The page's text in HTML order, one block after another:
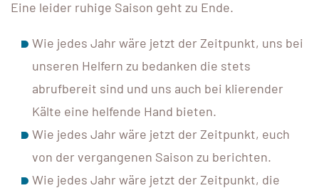
Eine leider ruhige Saison geht zu Ende.
Wie jedes Jahr wäre jetzt der Zeitpunkt, uns bei
unseren Helfern zu bedanken die stets
abrufbereit sind und uns auch bei klierender
Kälte eine helfende Hand bieten.
Wie jedes Jahr wäre jetzt der Zeitpunkt, euch
von der vergangenen Saison zu berichten.
Wie jedes Jahr wäre jetzt der Zeitpunkt, die